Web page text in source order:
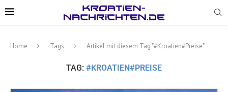
Home Tags Artikel mit diesem Tag "#Kroatien#Preise"
TAG: #KROATIEN#PREISE